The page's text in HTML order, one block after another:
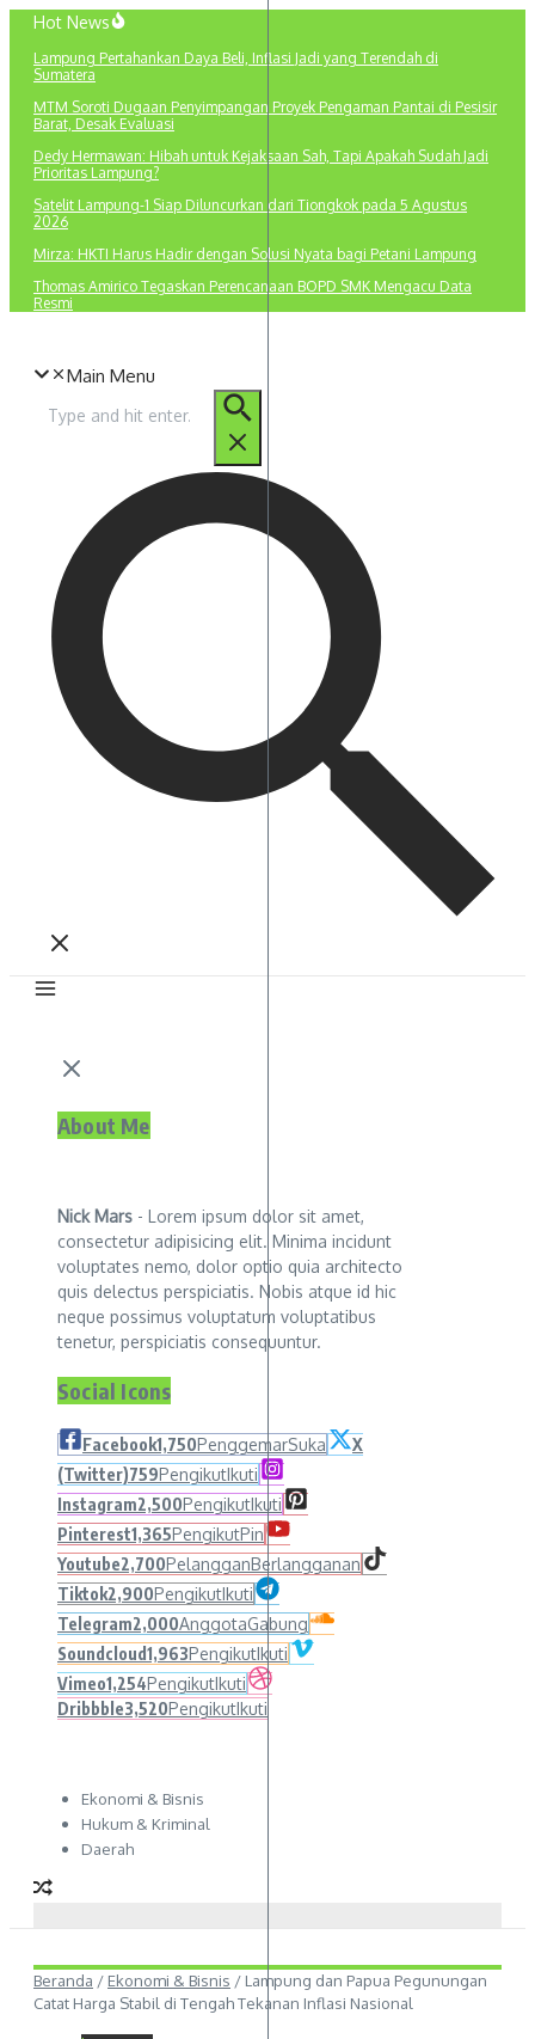
Lewati
konten
Hot News
Lampung Pertahankan Daya Beli, Inflasi Jadi yang Terendah di
Sumatera
MTM Soroti Dugaan Penyimpangan Proyek Pengaman Pantai di Pesisir
Barat, Desak Evaluasi
Dedy Hermawan: Hibah untuk Kejaksaan Sah, Tapi Apakah Sudah Jadi
Prioritas Lampung?
Satelit Lampung-1 Siap Diluncurkan dari Tiongkok pada 5 Agustus
2026
Mirza: HKTI Harus Hadir dengan Solusi Nyata bagi Petani Lampung
Thomas Amirico Tegaskan Perencanaan BOPD SMK Mengacu Data
Resmi
Main Menu
untuk:
About Me
Nick Mars - Lorem ipsum dolor sit amet,
consectetur adipisicing elit. Minima incidunt
voluptates nemo, dolor optio quia architecto
quis delectus perspiciatis. Nobis atque id hic
neque possimus voluptatum voluptatibus
tenetur, perspiciatis consequuntur.
Social Icons
Facebook1,750PenggemarSuka
X
(Twitter)759PengikutIkuti
Instagram2,500PengikutIkuti
Pinterest1,365PengikutPin
Youtube2,700PelangganBerlangganan
Tiktok2,900PengikutIkuti
Telegram2,000AnggotaGabung
Soundcloud1,963PengikutIkuti
Vimeo1,254PengikutIkuti
Dribbble3,520PengikutIkuti
Ekonomi & Bisnis
Hukum & Kriminal
Daerah
Beranda / Ekonomi & Bisnis / Lampung dan Papua Pegunungan
Catat Harga Stabil di Tengah Tekanan Inflasi Nasional